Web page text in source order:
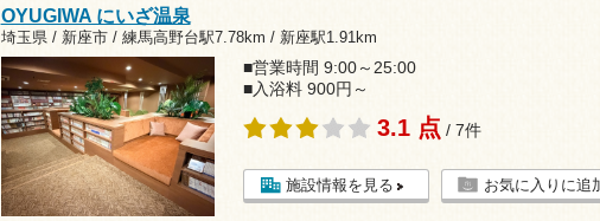
OYUGIWA にいざ温泉
埼玉県 / 新座市 / 練馬高野台駅7.78km / 新座駅1.91km
■営業時間 9:00～25:00
■入浴料 900円～
3.1 点 / 7件
施設情報を見る お気に入りに追